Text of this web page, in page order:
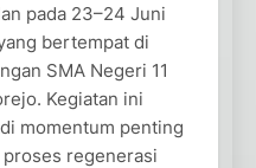
pada 23–24 Juni
bertempat di
SMA Negeri 11
Kegiatan ini
momentum penting
proses regenerasi